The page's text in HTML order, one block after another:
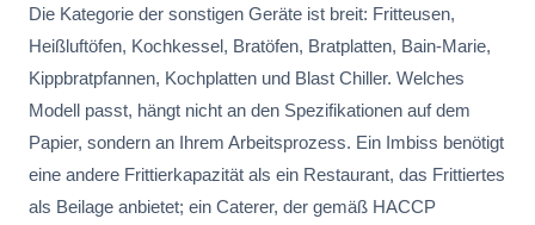
Die Kategorie der sonstigen Geräte ist breit: Fritteusen,
Heißluftöfen, Kochkessel, Bratöfen, Bratplatten, Bain-Marie,
Kippbratpfannen, Kochplatten und Blast Chiller. Welches
Modell passt, hängt nicht an den Spezifikationen auf dem
Papier, sondern an Ihrem Arbeitsprozess. Ein Imbiss benötigt
eine andere Frittierkapazität als ein Restaurant, das Frittiertes
als Beilage anbietet; ein Caterer, der gemäß HACCP